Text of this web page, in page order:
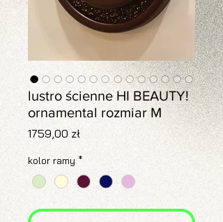
lustro ścienne HI BEAUTY!
ornamental rozmiar M
1759,00 złCena
kolor ramy *